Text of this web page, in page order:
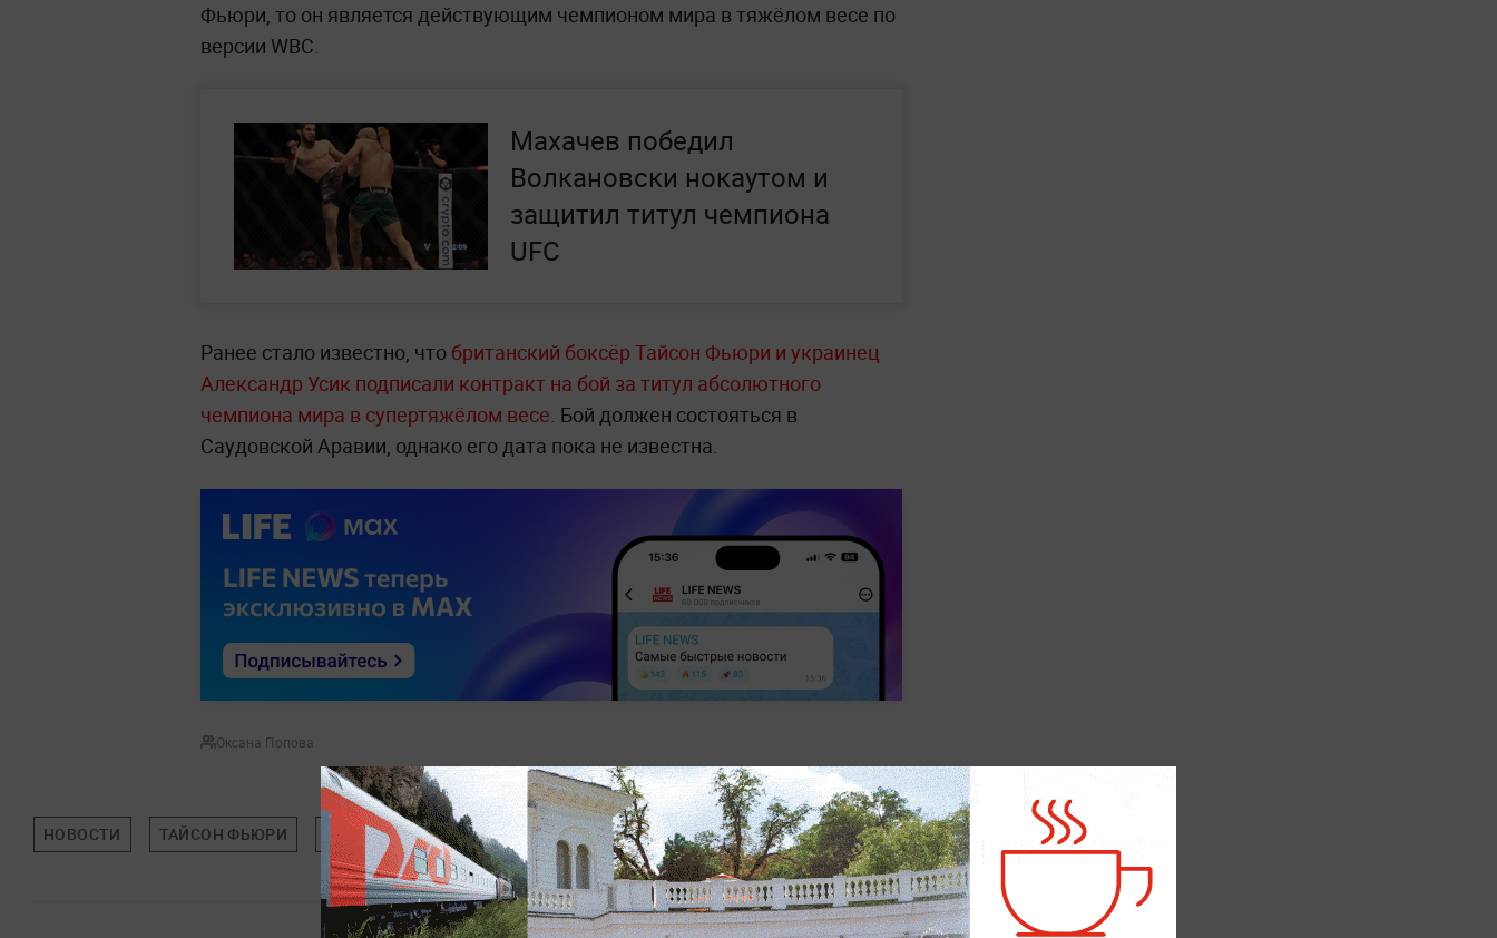
Фьюри, то он является действующим чемпионом мира в тяжёлом весе по
версии WBC.
Махачев победил
Волкановски нокаутом и
защитил титул чемпиона
UFC
Ранее стало известно, что британский боксёр Тайсон Фьюри и украинец
Александр Усик подписали контракт на бой за титул абсолютного
чемпиона мира в супертяжёлом весе. Бой должен состояться в
Саудовской Аравии, однако его дата пока не известна.
Оксана Попова
НОВОСТИ ТАЙСОН ФЬЮРИ СПОРТ